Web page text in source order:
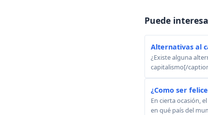
Puede
Alternativas al
¿Existe alguna
capitalismo[/
¿Como ser
En cierta ocasión,
en qué país del